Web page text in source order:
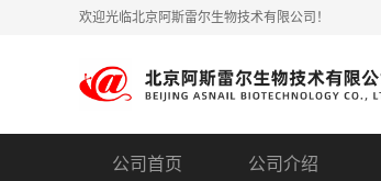
欢迎光临北京阿斯雷尔生物技术有限公司！
公司首页 公司介绍